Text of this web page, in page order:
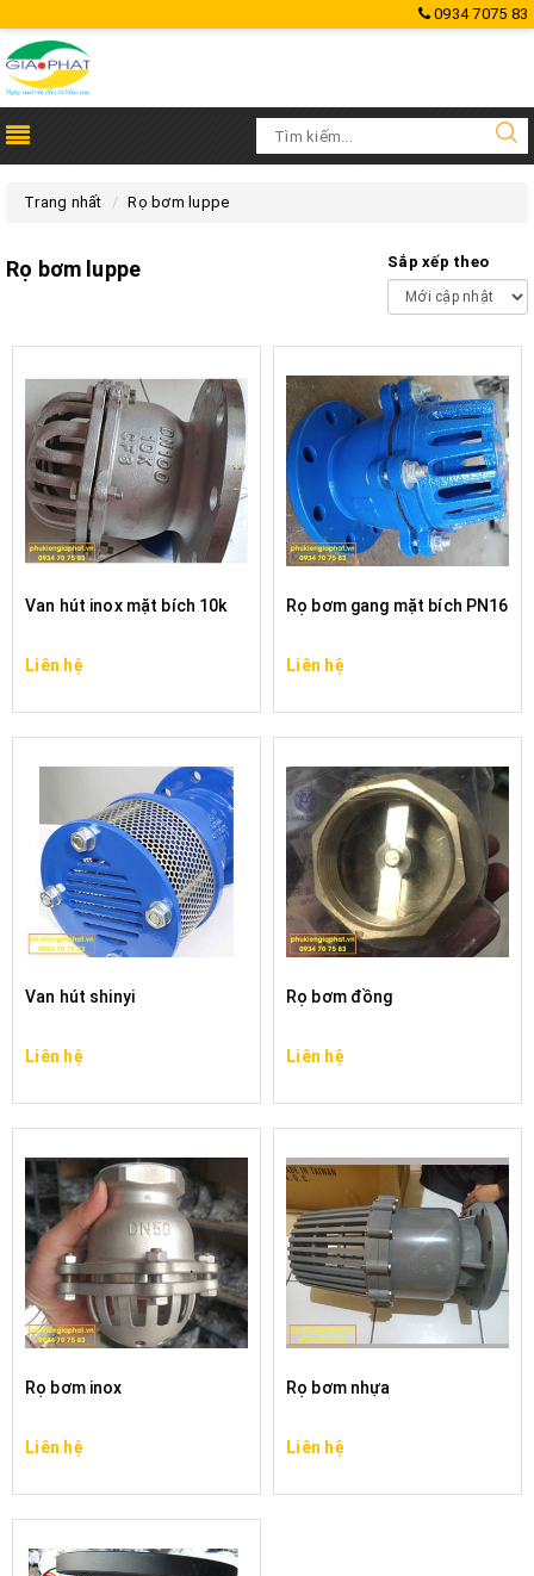
0934 7075 83
Trang nhất Rọ bơm luppe
Rọ bơm luppe Sắp xếp theo
Van hút inox mặt bích 10k
Liên hệ
Rọ bơm gang mặt bích PN16
Liên hệ
Van hút shinyi
Liên hệ
Rọ bơm đồng
Liên hệ
Rọ bơm inox
Liên hệ
Rọ bơm nhựa
Liên hệ